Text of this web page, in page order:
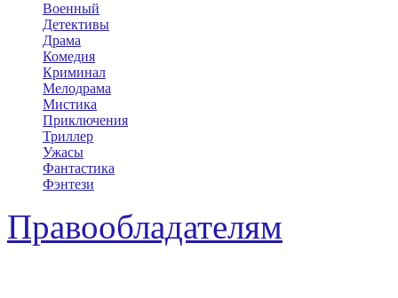
Военный
Детективы
Драма
Комедия
Криминал
Мелодрама
Мистика
Приключения
Триллер
Ужасы
Фантастика
Фэнтези
Правообладателям